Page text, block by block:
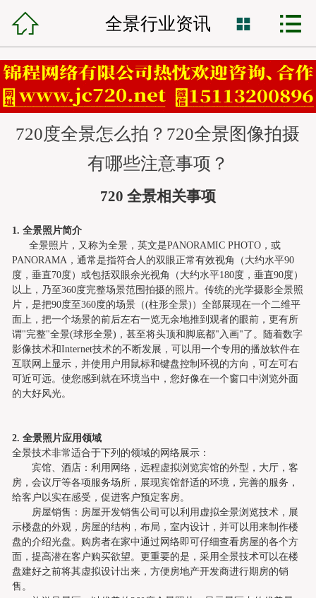
 锦程首页
网站建设
小程序开发
VR全景制作
全网营销
锦程资讯
客服中心
 全景行业资讯  
720度全景怎么拍？720全景图像拍摄
有哪些注意事项？
720 全景相关事项
1. 全景照片简介
全景照片，又称为全景，英文是PANORAMIC PHOTO，或
PANORAMA，通常是指符合人的双眼正常有效视角（大约水平90
度，垂直70度）或包括双眼余光视角（大约水平180度，垂直90度）
以上，乃至360度完整场景范围拍摄的照片。传统的光学摄影全景照
片，是把90度至360度的场景（(柱形全景) ）全部展现在一个二维平
面上，把一个场景的前后左右一览无余地推到观者的眼前，更有所
谓"完整"全景(球形全景) ，甚至将头顶和脚底都" 入画"了。随着数字
影像技术和Internet技术的不断发展，可以用一个专用的播放软件在
互联网上显示，并使用户用鼠标和键盘控制环视的方向，可左可右
可近可远。使您感到就在环境当中，您好像在一个窗口中浏览外面
的大好风光。
2. 全景照片应用领域
全景技术非常适合于下列的领域的网络展示：
宾馆、酒店：利用网络，远程虚拟浏览宾馆的外型，大厅，客
房，会议厅等各项服务场所，展现宾馆舒适的环境，完善的服务，
给客户以实在感受，促进客户预定客房。
房屋销售：房屋开发销售公司可以利用虚拟全景浏览技术，展
示楼盘的外观，房屋的结构，布局，室内设计，并可以用来制作楼
盘的介绍光盘。购房者在家中通过网络即可仔细查看房屋的各个方
面，提高潜在客户购买欲望。 更重要的是，采用全景技术可以在楼
盘建好之前将其虚拟设计出来，方便房地产开发商进行期房的销
售。